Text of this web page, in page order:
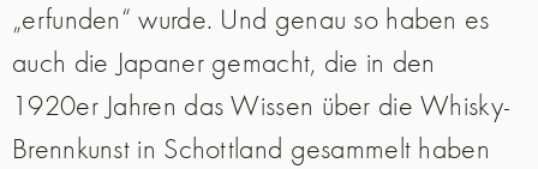
„erfunden“ wurde. Und genau so haben es
auch die Japaner gemacht, die in den
1920er Jahren das Wissen über die Whisky-
Brennkunst in Schottland gesammelt haben